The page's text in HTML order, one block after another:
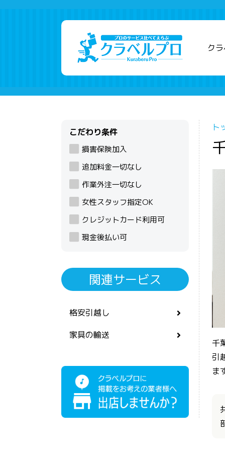
ク
ト
千
引
ま
こだわり条件
損害保険加入
追加料金一切なし
作業外注一切なし
女性スタッフ指定OK
クレジットカード利用可
現金後払い可
関連サービス
格安引越し
家具の輸送